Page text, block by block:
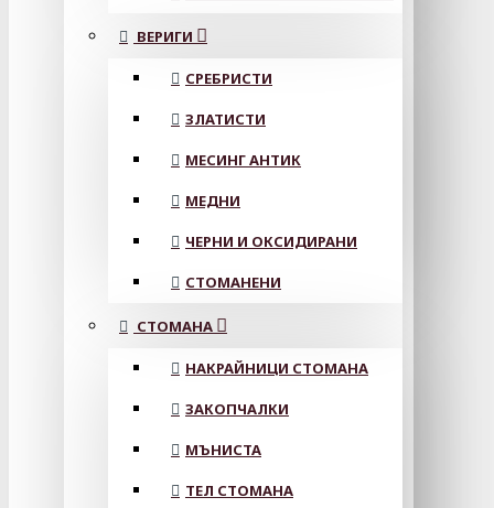
ВЕРИГИ
СРЕБРИСТИ
ЗЛАТИСТИ
МЕСИНГ АНТИК
МЕДНИ
ЧЕРНИ И ОКСИДИРАНИ
СТОМАНЕНИ
СТОМАНА
НАКРАЙНИЦИ СТОМАНА
ЗАКОПЧАЛКИ
МЪНИСТА
ТЕЛ СТОМАНА